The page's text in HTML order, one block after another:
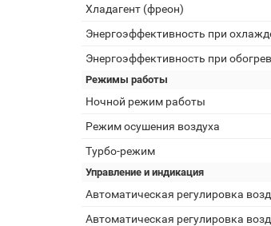
Хладагент (фреон)
Энергоэффективность при
Энергоэффективность при
Режимы работы
Ночной режим работы
Режим осушения воздуха
Турбо-режим
Управление и индикация
Автоматическая регулировка
Автоматическая регулировка